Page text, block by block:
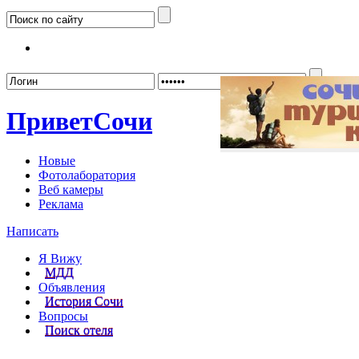
ПриветСочи
Новые
Фотолаборатория
Веб камеры
Реклама
Написать
Я Вижу
МДД
Объявления
История Сочи
Вопросы
Поиск отеля